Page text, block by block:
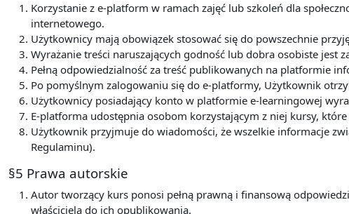
Korzystanie z e-platform w ramach zajęć lub szkoleń dla
internetowego.
Użytkownicy mają obowiązek stosować się do powszechnie
Wyrażanie treści naruszających godność lub dobra osobiste jest
Pełną odpowiedzialność za treść publikowanych na platformie
Po pomyślnym zalogowaniu się do e-platformy, Użytkownik
Użytkownicy posiadający konto w platformie e-learningowej
E-platforma udostępnia osobom korzystającym z niej kursy,
Użytkownik przyjmuje do wiadomości, że wszelkie informacje
Regulaminu).
§5 Prawa autorskie
Autor tworzący kurs ponosi pełną prawną i finansową
właściciela do ich opublikowania.